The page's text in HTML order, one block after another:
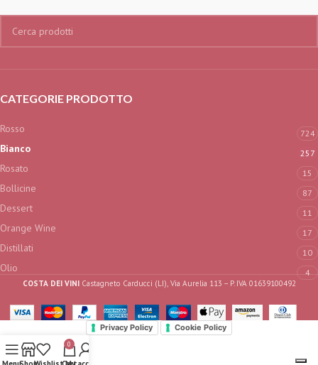
CATEGORIE PRODOTTO
Rosso 724
Bianco 257
Rosato 15
Bollicine 87
Dessert 11
Orange Wine 17
Distillati 10
Olio 4
COSTA DEI VINI Castagneto Carducci (LI), Via Aurelia 113 – P. IVA 01639100492
0
Privacy Policy Cookie Policy